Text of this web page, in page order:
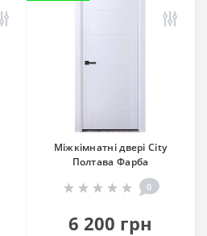
Міжкімнатні двері City
Полтава Фарба
0
6 200 грн